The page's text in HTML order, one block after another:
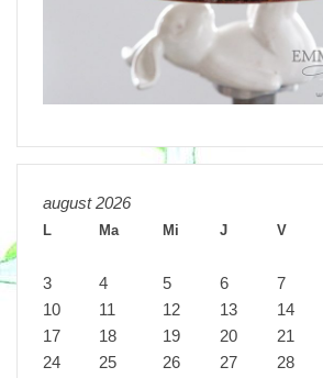
august 2026
L Ma Mi J V
3
4 5 6 7
10
11 12 13 14
17
18 19 20 21
24
25 26 27 28